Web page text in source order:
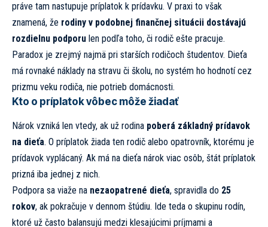
práve tam nastupuje príplatok k prídavku. V praxi to však
znamená, že rodiny v podobnej finančnej situácii dostávajú
rozdielnu podporu len podľa toho, či rodič ešte pracuje.
Paradox je zrejmý najmä pri starších rodičoch študentov. Dieťa
má rovnaké náklady na stravu či školu, no systém ho hodnotí cez
prizmu veku rodiča, nie potrieb domácnosti.
Kto o príplatok vôbec môže žiadať
Nárok vzniká len vtedy, ak už rodina poberá základný prídavok
na dieťa. O príplatok žiada ten rodič alebo opatrovník, ktorému je
prídavok vyplácaný. Ak má na dieťa nárok viac osôb, štát príplatok
prizná iba jednej z nich.
Podpora sa viaže na nezaopatrené dieťa, spravidla do 25
rokov, ak pokračuje v dennom štúdiu. Ide teda o skupinu rodín,
ktoré už často balansujú medzi klesajúcimi príjmami a